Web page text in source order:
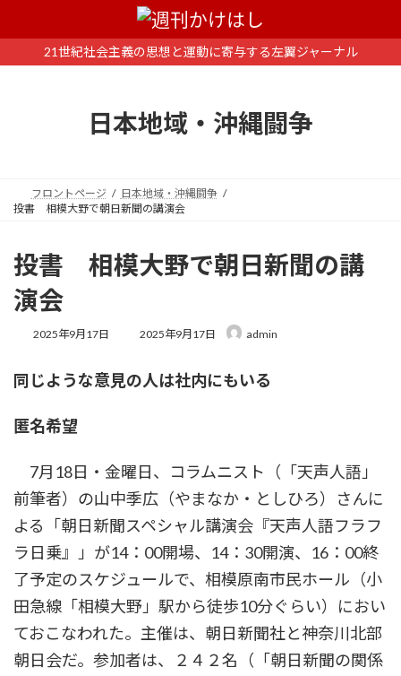
ン
ー
21世紀社会主義の思想と運動に寄与する左翼ジャーナル
日本地域・沖縄闘争
フロントページ
日本地域・沖縄闘争
投書 相模大野で朝日新聞の講演会
投書 相模大野で朝日新聞の講
演会
2025年9月17日
最
新
2025年9月17日 admin
同じような意見の人は社内にもいる
匿名希望
7月18日・金曜日、コラムニスト（「天声人語」
前筆者）の山中季広（やまなか・としひろ）さんに
よる「朝日新聞スペシャル講演会『天声人語フラフ
ラ日乗』」が14：00開場、14：30開演、16：00終
了予定のスケジュールで、相模原南市民ホール（小
田急線「相模大野」駅から徒歩10分ぐらい）におい
ておこなわれた。主催は、朝日新聞社と神奈川北部
朝日会だ。参加者は、２４２名（「朝日新聞の関係